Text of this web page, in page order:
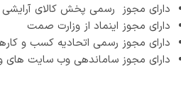
دارای مجوز رسمی پخش کالای آرایشی
دارای مجوز اینماد از وزارت صمت
دارای مجوز رسمی اتحادیه کسب و
دارای مجوز ساماندهی وب سایت های